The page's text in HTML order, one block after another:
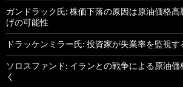
ガンドラック氏: 株価下落の原因は原油価格
げの可能性
ドラッケンミラー氏: 投資家が失業率を監視す
ソロスファンド: イランとの戦争による原油
く